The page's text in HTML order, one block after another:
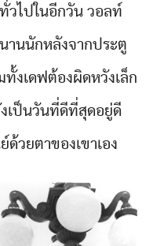
วไปในอีกวัน วอลท์
านนักหลังจากประตู
งเดฟต้องผิดหวังเล็ก
เป็นวันที่ดีที่สุดอยู่ดี
ด้วยตาของเขาเอง